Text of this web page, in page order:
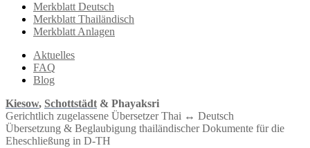
Merkblatt Deutsch
Merkblatt Thailändisch
Merkblatt Anlagen
Aktuelles
FAQ
Blog
Kiesow, Schottstädt & Phayaksri
Gerichtlich zugelassene Übersetzer Thai ↔︎ Deutsch
Übersetzung & Beglaubigung thailändischer Dokumente für die
Eheschließung in D-TH